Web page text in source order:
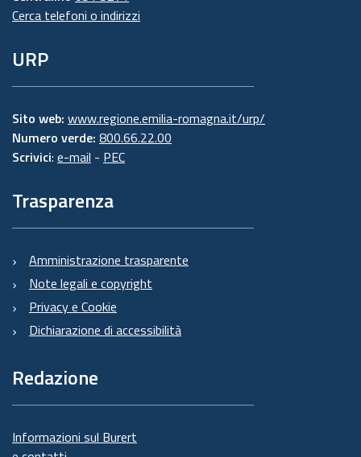
Cerca telefoni o indirizzi
URP
Sito web: www.regione.emilia-romagna.it/urp/
Numero verde: 800.66.22.00
Scrivici: e-mail - PEC
Trasparenza
Amministrazione trasparente
Note legali e copyright
Privacy e Cookie
Dichiarazione di accessibilità
Redazione
Informazioni sul Burert